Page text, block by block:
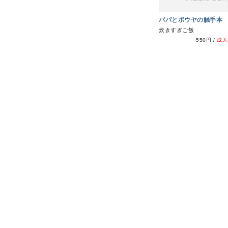
パパとボウヤの触手本
炊きすぎご飯
550円 / 成